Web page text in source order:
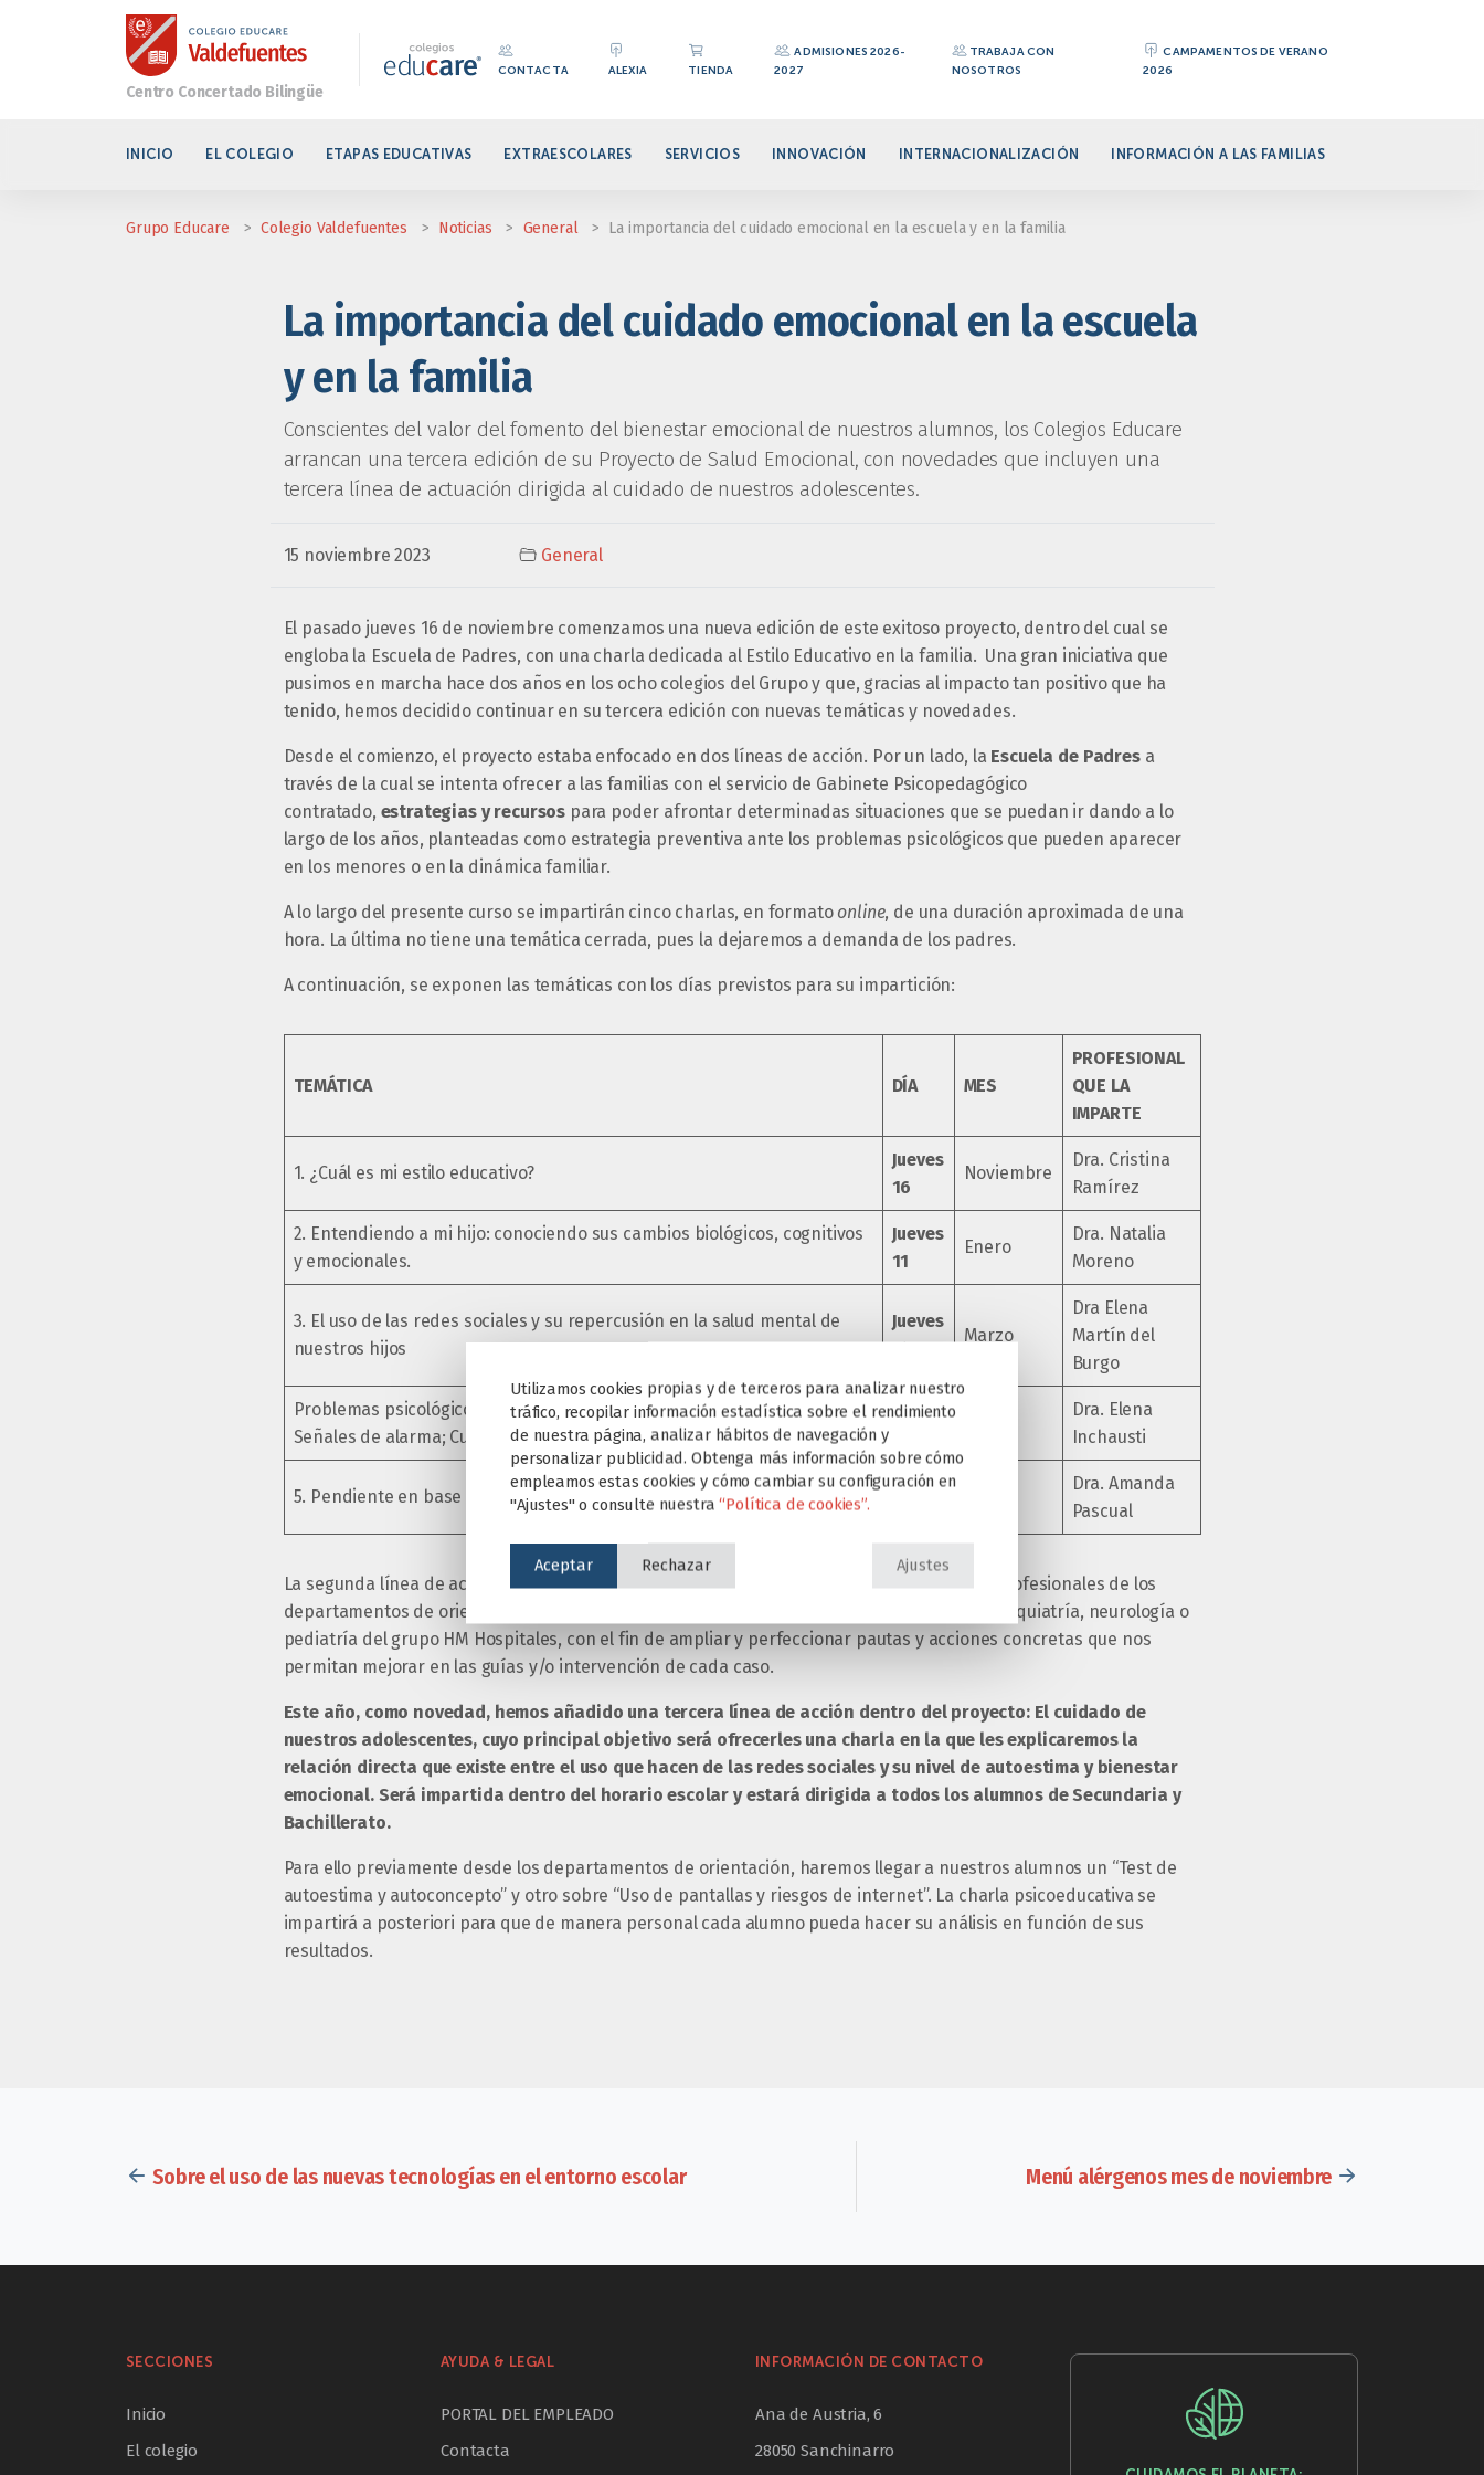
CONTACTA ALEXIA TIENDA
ADMISIONES 2026-
2027
TRABAJA CON
NOSOTROS
CAMPAMENTOS DE VERANO
2026
INICIO EL COLEGIO ETAPAS EDUCATIVAS EXTRAESCOLARES SERVICIOS INNOVACIÓN INTERNACIONALIZACIÓN INFORMACIÓN A LAS FAMILIAS
Grupo Educare > Colegio Valdefuentes > Noticias > General > La importancia del cuidado emocional en la escuela y en la familia
La importancia del cuidado emocional en la escuela
y en la familia
Conscientes del valor del fomento del bienestar emocional de nuestros alumnos, los Colegios Educare
arrancan una tercera edición de su Proyecto de Salud Emocional, con novedades que incluyen una
tercera línea de actuación dirigida al cuidado de nuestros adolescentes.
15 noviembre 2023 General
El pasado jueves 16 de noviembre comenzamos una nueva edición de este exitoso proyecto, dentro del cual se
engloba la Escuela de Padres, con una charla dedicada al Estilo Educativo en la familia. Una gran iniciativa que
pusimos en marcha hace dos años en los ocho colegios del Grupo y que, gracias al impacto tan positivo que ha
tenido, hemos decidido continuar en su tercera edición con nuevas temáticas y novedades.
Desde el comienzo, el proyecto estaba enfocado en dos líneas de acción. Por un lado, la Escuela de Padres a
través de la cual se intenta ofrecer a las familias con el servicio de Gabinete Psicopedagógico
contratado, estrategias y recursos para poder afrontar determinadas situaciones que se puedan ir dando a lo
largo de los años, planteadas como estrategia preventiva ante los problemas psicológicos que pueden aparecer
en los menores o en la dinámica familiar.
A lo largo del presente curso se impartirán cinco charlas, en formato online, de una duración aproximada de una
hora. La última no tiene una temática cerrada, pues la dejaremos a demanda de los padres.
A continuación, se exponen las temáticas con los días previstos para su impartición:
TEMÁTICA DÍA MES
PROFESIONAL
QUE LA
IMPARTE
1. ¿Cuál es mi estilo educativo?
Jueves
16
Noviembre
Dra. Cristina
Ramírez
2. Entendiendo a mi hijo: conociendo sus cambios biológicos, cognitivos
y emocionales.
Jueves
11
Enero
Dra. Natalia
Moreno
3. El uso de las redes sociales y su repercusión en la salud mental de
nuestros hijos
Jueves
14
Marzo
Dra Elena
Martín del
Burgo
Problemas psicológicos más prevalentes en la infancia y adolescencia:
Señales de alarma; Cuando pedir ayuda
Jueves
Dra. Elena
Inchausti
5. Pendiente en base a la demanda de los padres
Jueves
Dra. Amanda
Pascual
La segunda línea de acción serían lassesiones clínicas formativas,
en las que nuestros profesionales de los
departamentos de orientación se reunirán con especialistas del campo de la psicología, psiquiatría, neurología o
pediatría del grupo HM Hospitales, con el fin de ampliar y perfeccionar pautas y acciones concretas que nos
permitan mejorar en las guías y/o intervención de cada caso.
Este año, como novedad, hemos añadido una tercera línea de acción dentro del proyecto: El cuidado de
nuestros adolescentes, cuyo principal objetivo será ofrecerles una charla en la que les explicaremos la
relación directa que existe entre el uso que hacen de las redes sociales y su nivel de autoestima y bienestar
emocional. Será impartida dentro del horario escolar y estará dirigida a todos los alumnos de Secundaria y
Bachillerato.
Para ello previamente desde los departamentos de orientación, haremos llegar a nuestros alumnos un “Test de
autoestima y autoconcepto” y otro sobre “Uso de pantallas y riesgos de internet”. La charla psicoeducativa se
impartirá a posteriori para que de manera personal cada alumno pueda hacer su análisis en función de sus
resultados.
Sobre el uso de las nuevas tecnologías en el entorno escolar Menú alérgenos mes de noviembre
SECCIONES
Inicio
El colegio
AYUDA & LEGAL
PORTAL DEL EMPLEADO
Contacta
INFORMACIÓN DE CONTACTO
Ana de Austria, 6
28050 Sanchinarro
Utilizamos cookies propias y de terceros para analizar nuestro
tráfico, recopilar información estadística sobre el rendimiento
de nuestra página, analizar hábitos de navegación y
personalizar publicidad. Obtenga más información sobre cómo
empleamos estas cookies y cómo cambiar su configuración en
"Ajustes" o consulte nuestra“Política de cookies”.
Aceptar Rechazar Ajustes